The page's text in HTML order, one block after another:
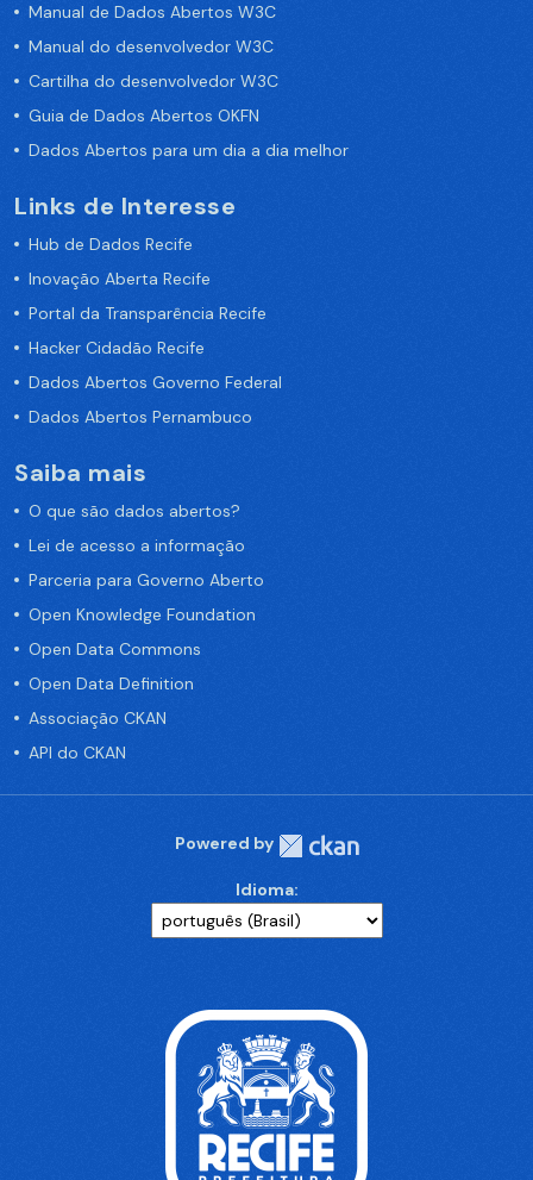
Manual de Dados Abertos W3C
Manual do desenvolvedor W3C
Cartilha do desenvolvedor W3C
Guia de Dados Abertos OKFN
Dados Abertos para um dia a dia melhor
Links de Interesse
Hub de Dados Recife
Inovação Aberta Recife
Portal da Transparência Recife
Hacker Cidadão Recife
Dados Abertos Governo Federal
Dados Abertos Pernambuco
Saiba mais
O que são dados abertos?
Lei de acesso a informação
Parceria para Governo Aberto
Open Knowledge Foundation
Open Data Commons
Open Data Definition
Associação CKAN
API do CKAN
Powered by
Idioma